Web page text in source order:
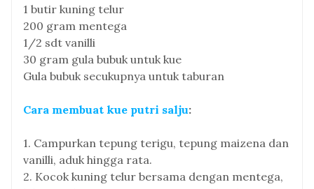
1 butir kuning telur
200 gram mentega
1/2 sdt vanilli
30 gram gula bubuk untuk kue
Gula bubuk secukupnya untuk taburan
Cara membuat kue putri salju:
1. Campurkan tepung terigu, tepung maizena dan
vanilli, aduk hingga rata.
2. Kocok kuning telur bersama dengan mentega,